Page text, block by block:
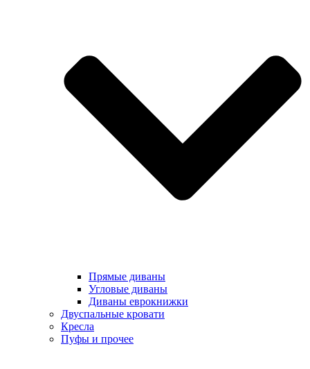
Прямые диваны
Угловые диваны
Диваны еврокнижки
Двуспальные кровати
Кресла
Пуфы и прочее